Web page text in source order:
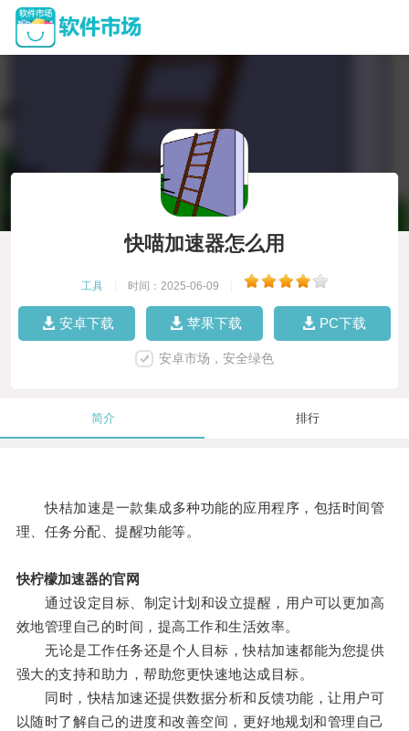
快喵加速器怎么用
工具 时间：2025-06-09
安卓下载 苹果下载 PC下载
安卓市场，安全绿色
简介 排行
快桔加速是一款集成多种功能的应用程序，包括时间管
理、任务分配、提醒功能等。
快柠檬加速器的官网
通过设定目标、制定计划和设立提醒，用户可以更加高
效地管理自己的时间，提高工作和生活效率。
无论是工作任务还是个人目标，快桔加速都能为您提供
强大的支持和助力，帮助您更快速地达成目标。
同时，快桔加速还提供数据分析和反馈功能，让用户可
以随时了解自己的进度和改善空间，更好地规划和管理自己